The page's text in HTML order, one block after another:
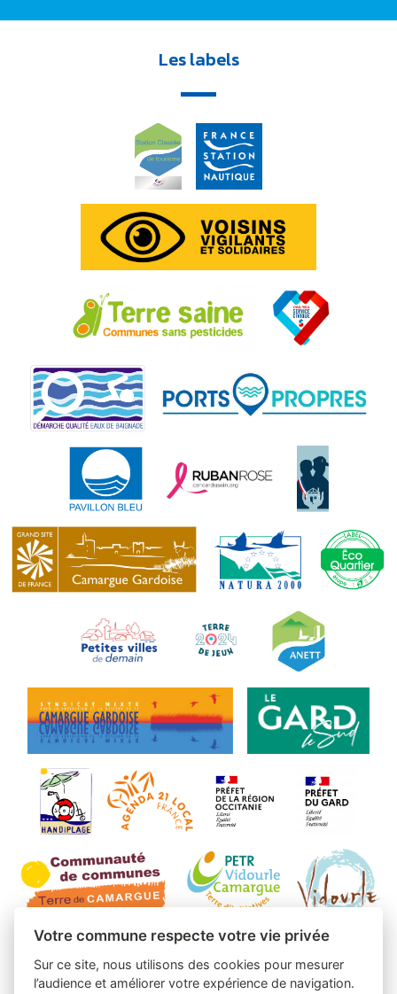
Les labels
Votre commune respecte votre vie privée
Sur ce site, nous utilisons des cookies pour mesurer
l’audience et améliorer votre expérience de navigation.